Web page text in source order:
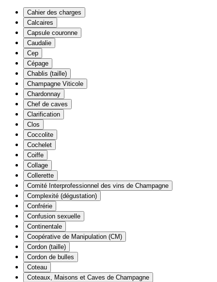
Cahier des charges
Calcaires
Capsule couronne
Caudalie
Cep
Cépage
Chablis (taille)
Champagne Viticole
Chardonnay
Chef de caves
Clarification
Clos
Coccolite
Cochelet
Coiffe
Collage
Collerette
Comité Interprofessionnel des vins de Champagne
Complexité (dégustation)
Confrérie
Confusion sexuelle
Continentale
Coopérative de Manipulation (CM)
Cordon (taille)
Cordon de bulles
Coteau
Coteaux, Maisons et Caves de Champagne